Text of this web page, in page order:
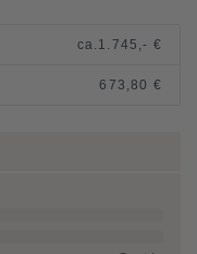
ca. 1.745,- €
673,80 €